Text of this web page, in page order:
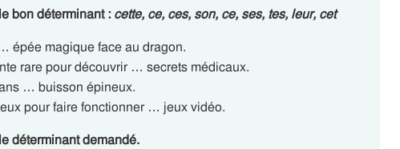
bon déterminant : cette, ce, ces, son, ce, ses, tes, leur, cet
épée magique face au dragon.
rare pour découvrir … secrets médicaux.
… buisson épineux.
pour faire fonctionner … jeux vidéo.
déterminant demandé.